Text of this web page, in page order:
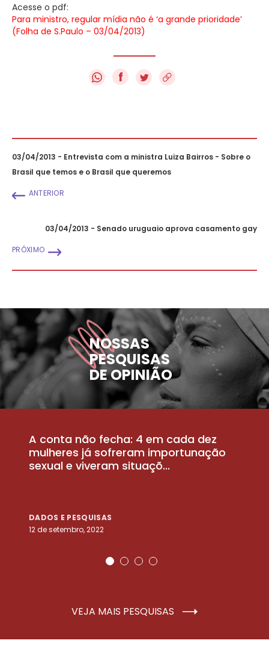
Acesse o pdf:
Para ministro, regular mídia não é ‘a grande prioridade’
(Folha de S.Paulo – 03/04/2013)
f
03/04/2013 - Entrevista com a ministra Luiza Bairros - Sobre o
Brasil que temos e o Brasil que queremos
ANTERIOR
03/04/2013 - Senado uruguaio aprova casamento gay
PRÓXIMO
NOSSAS
PESQUISAS
DE OPINIÃO
A conta não fecha: 4 em cada dez
mulheres já sofreram importunação
sexual e viveram situaçõ...
DADOS E PESQUISAS
12 de setembro, 2022
VEJA MAIS PESQUISAS